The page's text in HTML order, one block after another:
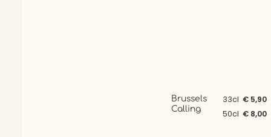
Brussels
Calling
33cl € 5,90
50cl € 8,00